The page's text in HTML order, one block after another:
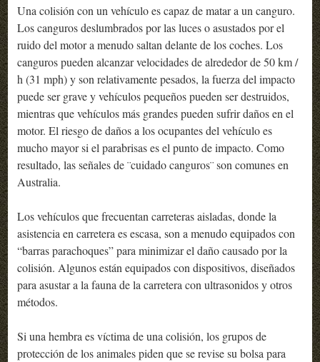
Una colisión con un vehículo es capaz de matar a un canguro.
Los canguros deslumbrados por las luces o asustados por el
ruido del motor a menudo saltan delante de los coches. Los
canguros pueden alcanzar velocidades de alrededor de 50 km /
h (31 mph) y son relativamente pesados, la fuerza del impacto
puede ser grave y vehículos pequeños pueden ser destruidos,
mientras que vehículos más grandes pueden sufrir daños en el
motor. El riesgo de daños a los ocupantes del vehículo es
mucho mayor si el parabrisas es el punto de impacto. Como
resultado, las señales de ¨cuidado canguros¨ son comunes en
Australia.
Los vehículos que frecuentan carreteras aisladas, donde la
asistencia en carretera es escasa, son a menudo equipados con
“barras parachoques” para minimizar el daño causado por la
colisión. Algunos están equipados con dispositivos, diseñados
para asustar a la fauna de la carretera con ultrasonidos y otros
métodos.
Si una hembra es víctima de una colisión, los grupos de
protección de los animales piden que se revise su bolsa para